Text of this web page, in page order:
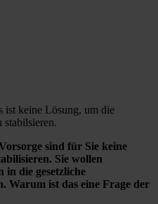
ist keine Lösung, um die
stabilsieren.
sind für Sie keine
Sie wollen
in die gesetzliche
Warum ist das eine Frage der